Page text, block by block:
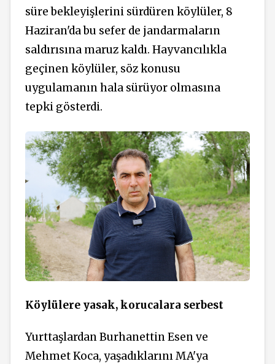
süre bekleyişlerini sürdüren köylüler, 8
Haziran'da bu sefer de jandarmaların
saldırısına maruz kaldı. Hayvancılıkla
geçinen köylüler, söz konusu
uygulamanın hala sürüyor olmasına
tepki gösterdi.
Köylülere yasak, korucalara serbest
Yurttaşlardan Burhanettin Esen ve
Mehmet Koca, yaşadıklarını MA'ya